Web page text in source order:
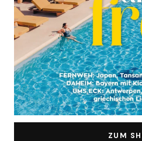
ZUM